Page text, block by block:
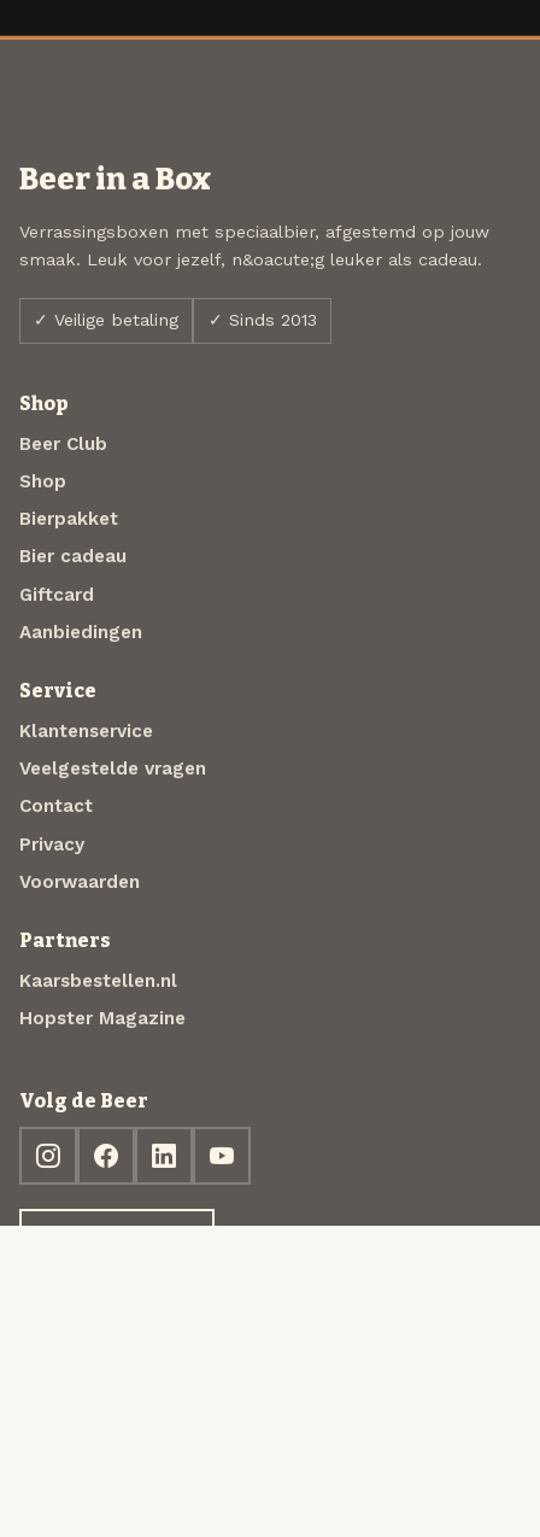
Beer in a Box
Verrassingsboxen met speciaalbier, afgestemd op jouw
smaak. Leuk voor jezelf, n&oacute;g leuker als cadeau.
✓ Veilige betaling ✓ Sinds 2013
Shop
Beer Club
Shop
Bierpakket
Bier cadeau
Giftcard
Aanbiedingen
Service
Klantenservice
Veelgestelde vragen
Contact
Privacy
Voorwaarden
Partners
Kaarsbestellen.nl
Hopster Magazine
Volg de Beer